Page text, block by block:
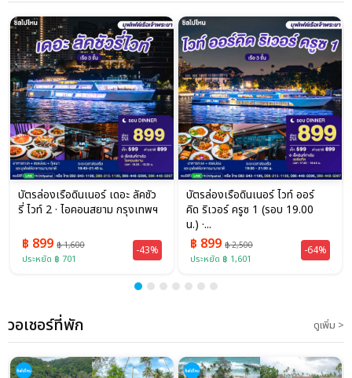
บัตรล่องเรือดินเนอร์ เดอะ ลัคชัว
รี่ ไวท์ 2 · ไอคอนสยาม กรุงเทพฯ
฿ 899 ฿ 1,600
ประหยัด ฿ 701
-43%
บัตรล่องเรือดินเนอร์ ไวท์ ออร์
คิด ริเวอร์ ครูซ 1 (รอบ 19.00
น.) ·...
฿ 899 ฿ 2,500
ประหยัด ฿ 1,601
-64%
วอเชอร์ที่พัก ดูเพิ่ม >